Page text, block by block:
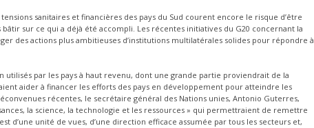
sanitaires et financières des pays du Sud courent encore le risque d’être
sur ce qui a déjà été accompli. Les récentes initiatives du G20 concernant la
des actions plus ambitieuses d’institutions multilatérales solides pour répondre à
utilisés par les pays à haut revenu, dont une grande partie proviendrait de la
aider à financer les efforts des pays en développement pour atteindre les
récentes, le secrétaire général des Nations unies, Antonio Guterres,
la science, la technologie et les ressources » qui permettraient de remettre
d’une unité de vues, d’une direction efficace assumée par tous les secteurs et,